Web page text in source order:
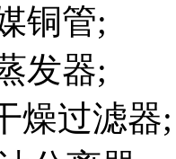
铜管;
发器;
燥过滤器;